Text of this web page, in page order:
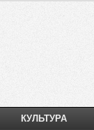
КУЛЬТУРА